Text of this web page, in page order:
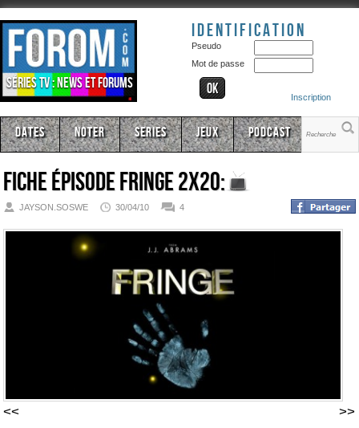
Séries TV : news et forums
Identification
Pseudo
Mot de passe
Inscription
Dates Noter Series Jeux Podcast
Fiche épisodeFringe 2x20:
JAYSON.SOSWE 30/04/10 4
<<
>>